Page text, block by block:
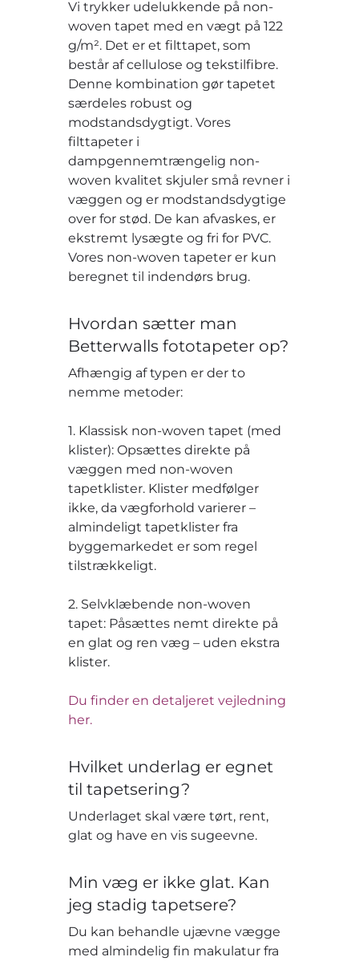
Vi trykker udelukkende på non-
woven tapet med en vægt på 122
g/m². Det er et filttapet, som
består af cellulose og tekstilfibre.
Denne kombination gør tapetet
særdeles robust og
modstandsdygtigt. Vores
filttapeter i
dampgennemtrængelig non-
woven kvalitet skjuler små revner i
væggen og er modstandsdygtige
over for stød. De kan afvaskes, er
ekstremt lysægte og fri for PVC.
Vores non-woven tapeter er kun
beregnet til indendørs brug.
Hvordan sætter man
Betterwalls fototapeter op?
Afhængig af typen er der to
nemme metoder:
1. Klassisk non-woven tapet (med
klister): Opsættes direkte på
væggen med non-woven
tapetklister. Klister medfølger
ikke, da vægforhold varierer –
almindeligt tapetklister fra
byggemarkedet er som regel
tilstrækkeligt.
2. Selvklæbende non-woven
tapet: Påsættes nemt direkte på
en glat og ren væg – uden ekstra
klister.
Du finder en detaljeret vejledning
her.
Hvilket underlag er egnet
til tapetsering?
Underlaget skal være tørt, rent,
glat og have en vis sugeevne.
Min væg er ikke glat. Kan
jeg stadig tapetsere?
Du kan behandle ujævne vægge
med almindelig fin makulatur fra